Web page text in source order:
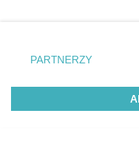
zmienić/wycofać klikając
znajdujący się w lewym
rodzaje przetwarzania
użytkownika, ale masz
przetwarzaniu.
PARTNERZY